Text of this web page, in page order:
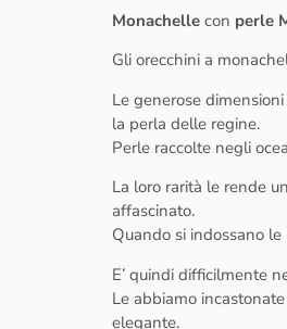
Monachellecon perle
Gli orecchini a
Le generose
la perla delle regine.
Perle raccolte negli
La loro rarità le rende
affascinato.
Quando si indossano
E’ quindi difficilmente
Le abbiamo
elegante.